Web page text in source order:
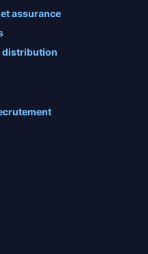
assurance
distribution